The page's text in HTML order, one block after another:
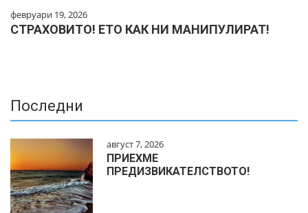
февруари 19, 2026
СТРАХОВИТО! ЕТО КАК НИ МАНИПУЛИРАТ!
Последни
август 7, 2026
ПРИЕХМЕ
ПРЕДИЗВИКАТЕЛСТВОТО!